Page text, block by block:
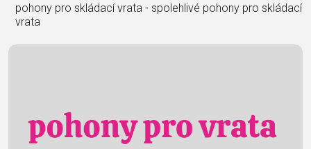
pohony pro skládací vrata - spolehlivé pohony pro skládací
vrata